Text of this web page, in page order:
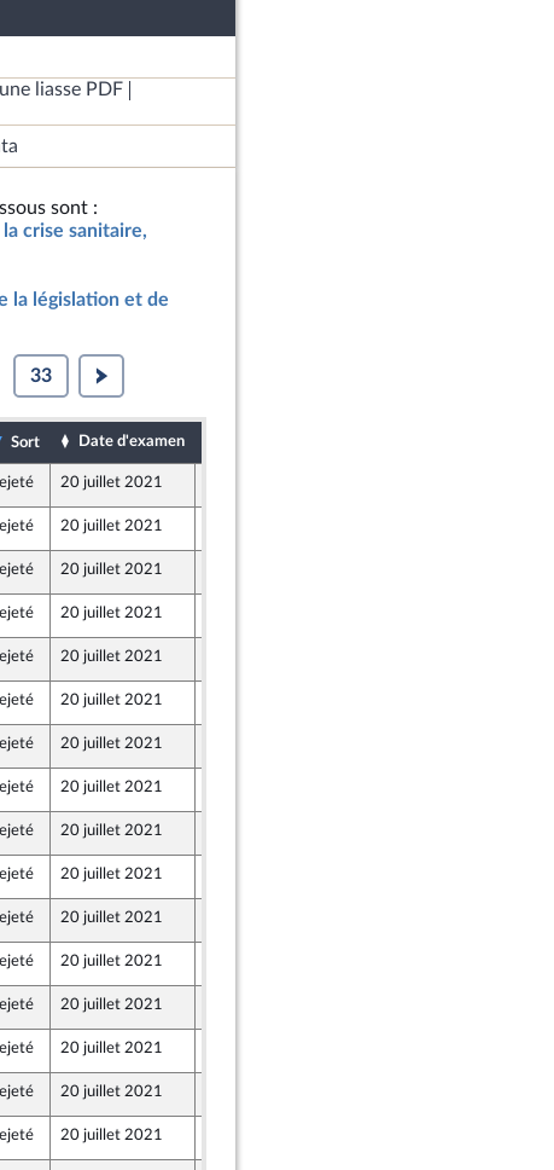
liasse PDF
sont :
crise sanitaire,
la législation et de
33
Sort Date d'examen
20 juillet 2021
20 juillet 2021
20 juillet 2021
20 juillet 2021
20 juillet 2021
20 juillet 2021
20 juillet 2021
20 juillet 2021
20 juillet 2021
20 juillet 2021
20 juillet 2021
20 juillet 2021
20 juillet 2021
20 juillet 2021
20 juillet 2021
20 juillet 2021